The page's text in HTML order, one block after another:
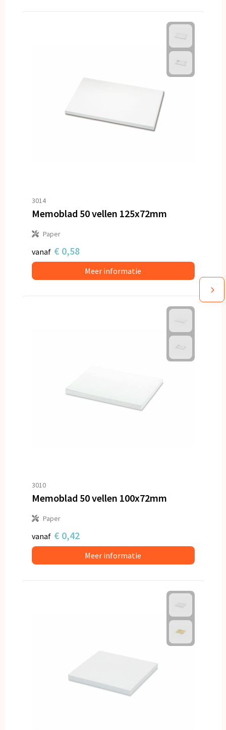
3014
Memoblad 50 vellen 125x72mm
Paper
vanaf € 0,58
Meer informatie
3010
Memoblad 50 vellen 100x72mm
Paper
vanaf € 0,42
Meer informatie